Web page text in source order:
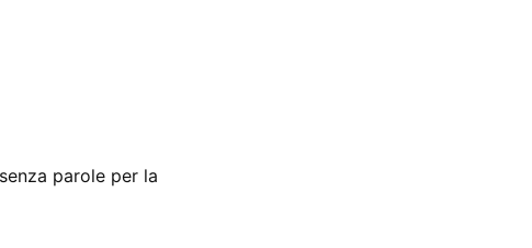
parole per la